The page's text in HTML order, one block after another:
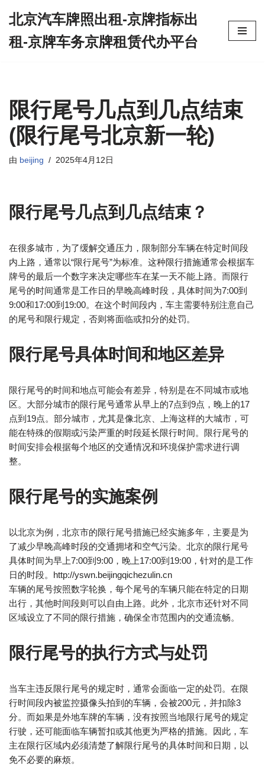
至
北京汽车牌照出租-京牌指标出
租-京牌车务京牌租赁代办平台
限行尾号几点到几点结束
(限行尾号北京新一轮)
由 beijing 2025年4月12日
限行尾号几点到几点结束？
在很多城市，为了缓解交通压力，限制部分车辆在特定时间段
内上路，通常以“限行尾号”为标准。这种限行措施通常会根据车
牌号的最后一个数字来决定哪些车在某一天不能上路。而限行
尾号的时间通常是工作日的早晚高峰时段，具体时间为7:00到
9:00和17:00到19:00。在这个时间段内，车主需要特别注意自己
的尾号和限行规定，否则将面临或扣分的处罚。
限行尾号具体时间和地区差异
限行尾号的时间和地点可能会有差异，特别是在不同城市或地
区。大部分城市的限行尾号通常从早上的7点到9点，晚上的17
点到19点。部分城市，尤其是像北京、上海这样的大城市，可
能在特殊的假期或污染严重的时段延长限行时间。限行尾号的
时间安排会根据每个地区的交通情况和环境保护需求进行调
整。
限行尾号的实施案例
以北京为例，北京市的限行尾号措施已经实施多年，主要是为
了减少早晚高峰时段的交通拥堵和空气污染。北京的限行尾号
具体时间为早上7:00到9:00，晚上17:00到19:00，针对的是工作
日的时段。http://yswn.beijingqichezulin.cn
车辆的尾号按照数字轮换，每个尾号的车辆只能在特定的日期
出行，其他时间段则可以自由上路。此外，北京市还针对不同
区域设立了不同的限行措施，确保全市范围内的交通流畅。
限行尾号的执行方式与处罚
当车主违反限行尾号的规定时，通常会面临一定的处罚。在限
行时间段内被监控摄像头拍到的车辆，会被200元，并扣除3
分。而如果是外地车牌的车辆，没有按照当地限行尾号的规定
行驶，还可能面临车辆暂扣或其他更为严格的措施。因此，车
主在限行区域内必须清楚了解限行尾号的具体时间和日期，以
免不必要的麻烦。